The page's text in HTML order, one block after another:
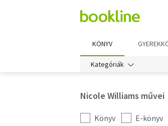
KÖNYV
Kategóriák
Nicole Williams művei
Kategória
Könyv E-könyv